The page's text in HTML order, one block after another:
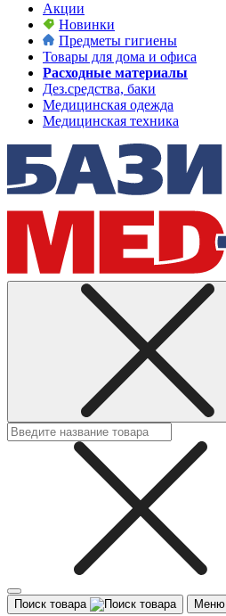
Акции
Новинки
Предметы гигиены
Товары для дома и офиса
Расходные материалы
Дез.средства, баки
Медицинская одежда
Медицинская техника
Поиск товара Меню